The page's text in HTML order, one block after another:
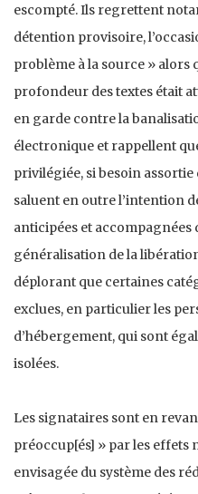
escompté. Ils regrettent
détention provisoire,
problème à la source » alors
profondeur des textes était
en garde contre la
électronique et rappellent
privilégiée, si besoin
saluent en outre l’intention
anticipées et accompagnées
généralisation de la
déplorant que certaines
exclues, en particulier les
d’hébergement, qui sont
isolées.
Les signataires sont en
préoccup[és] » par les effets
envisagée du système des